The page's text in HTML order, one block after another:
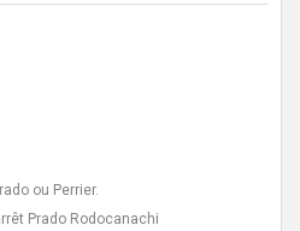
ou Perrier.
Prado Rodocanachi